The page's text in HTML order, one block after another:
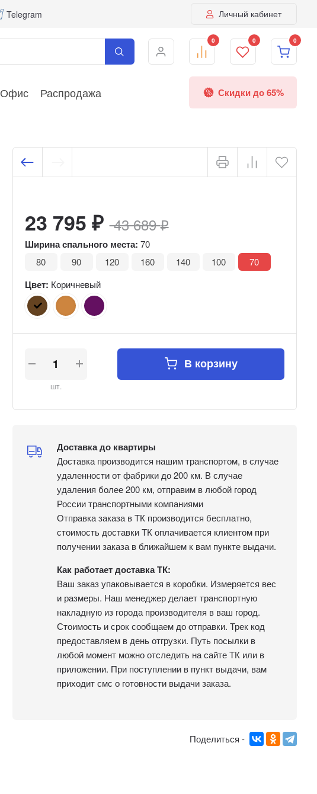
Telegram Личный кабинет
0 0 0
Офис Распродажа Скидки до 65%
23 795 ₽ 43 689₽
Ширина спального места: 70
80
90 120 160 140 100 70
Цвет: Коричневый
шт.
В корзину
Доставка до квартиры
Доставка производится нашим транспортом, в случае
удаленности от фабрики до 200 км. В случае
удаления более 200 км, отправим в любой город
России транспортными компаниями
Отправка заказа в ТК производится бесплатно,
стоимость доставки ТК оплачивается клиентом при
получении заказа в ближайшем к вам пункте выдачи.
Как работает доставка ТК:
Ваш заказ упаковывается в коробки. Измеряется вес
и размеры. Наш менеджер делает транспортную
накладную из города производителя в ваш город.
Стоимость и срок сообщаем до отправки. Трек код
предоставляем в день отгрузки. Путь посылки в
любой момент можно отследить на сайте ТК или в
приложении. При поступлении в пункт выдачи, вам
приходит смс о готовности выдачи заказа.
Поделиться -